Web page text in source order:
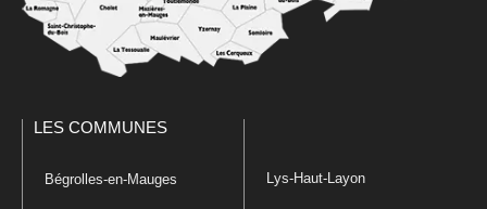
LES COMMUNES
Bégrolles-en-Mauges Lys-Haut-Layon